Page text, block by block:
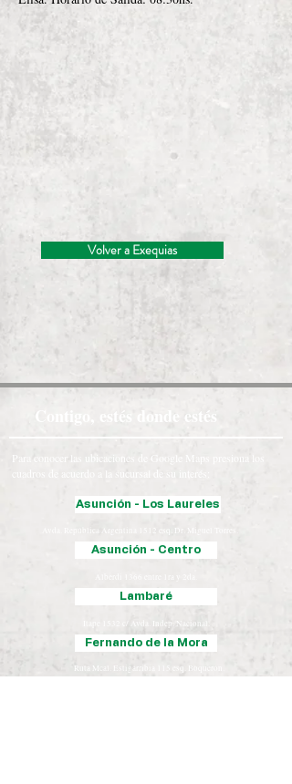
Volver a Exequias
Contigo, estés donde estés
Para conocer las ubicaciones de Google Maps presiona los
cuadros de acuerdo a la sucursal de su interés:
Asunción - Los Laureles
Avda. República Argentina 1512 esq. Dr. Miguel Torres.
Asunción - Centro
Lambaré
Itape 1532 c/ Avda. Indep. Nacional.
Fernando de la Mora
Ruta Mcal. Estigarribia 115 esq. Boquerón.